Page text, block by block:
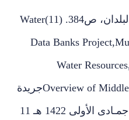
(10) ياقوت الحموي، معجم البلدان، ص384. (11)Water
Data Banks
Water
Overview of Middle East Water Resources. (12)جريدة
الشرق الأوسط، السبـت 21 جمـادى الأولى 1422 هـ 11